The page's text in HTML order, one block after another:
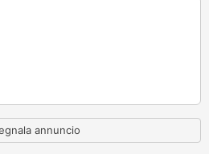
annuncio